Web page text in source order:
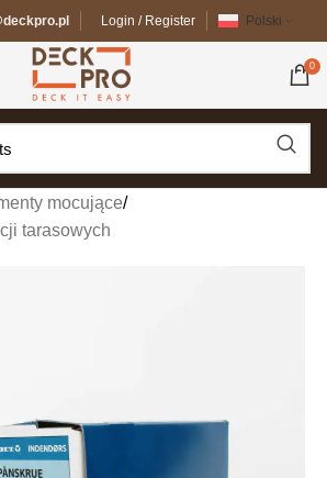
Login / Register Polski
0
mocujące/
tarasowych